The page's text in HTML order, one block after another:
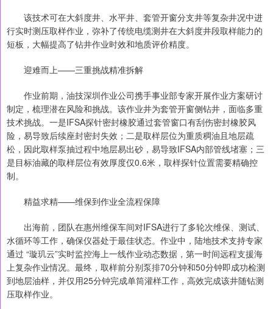
该技术可在大斜度井、水平井、套管开窗分支井等复杂井况中进
行实时测压取样作业，弥补了传统电缆测井在大斜度井段取样能力的
短板，大幅提高了钻井作业时效和地质评价精度。
迎难而上——三重挑战精准拆解
作业前期，油技深圳作业公司携手事业部专家开展作业方案研讨
制定，梳理潜在风险和挑战。该作业井为套管开窗侧钻井，面临多重
技术挑战。一是IFSA探针密封橡胶通过套管窗口有刮伤密封橡胶风
险，易导致后续座封密封失效；二是取样层位为重质稠油且地层疏
松，因此取样泵抽过程中地层易出砂，易导致IFSA内部管线堵塞；三
是目标油藏的取样层位有效厚度仅0.6米，取样探针位置需要精确控
制。
精益求精——维保到作业全流程保障
出海前，团队在惠州维保车间对IFSA进行了多轮次维保、测试、
水循环等工作，确保仪器处于最佳状态。作业中，陆地技术支持专家
通过 “璇玑云”实时监控海上一线作业动态数据，第一时间远程支援海
上复杂作业情况。最终，取样前分别泵排70分钟和50分钟即成功检测
到地层油样，并仅用25分钟完成单筒灌样工作，高效完成该井随钻测
压取样作业。